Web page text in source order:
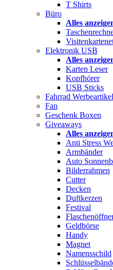
T Shirts
Büro
Alles
Elektronik USB
Alles
Karten Leser
Kopfhörer
USB Sticks
Fahrrad Werbeartikel
Fan
Geschenk Boxen
Giveaways
Alles
Anti Stress
Armbänder
Auto
Bilderrahmen
Cutter
Decken
Duftkerzen
Festival
Geldbörse
Handy
Magnet
Namensschild